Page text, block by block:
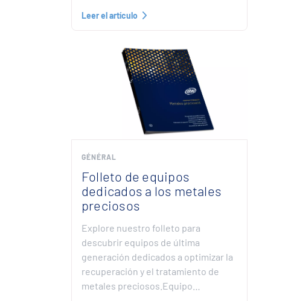
Leer el artículo
GÉNÉRAL
Folleto de equipos
dedicados a los metales
preciosos
Explore nuestro folleto para
descubrir equipos de última
generación dedicados a optimizar la
recuperación y el tratamiento de
metales preciosos.Equipo…